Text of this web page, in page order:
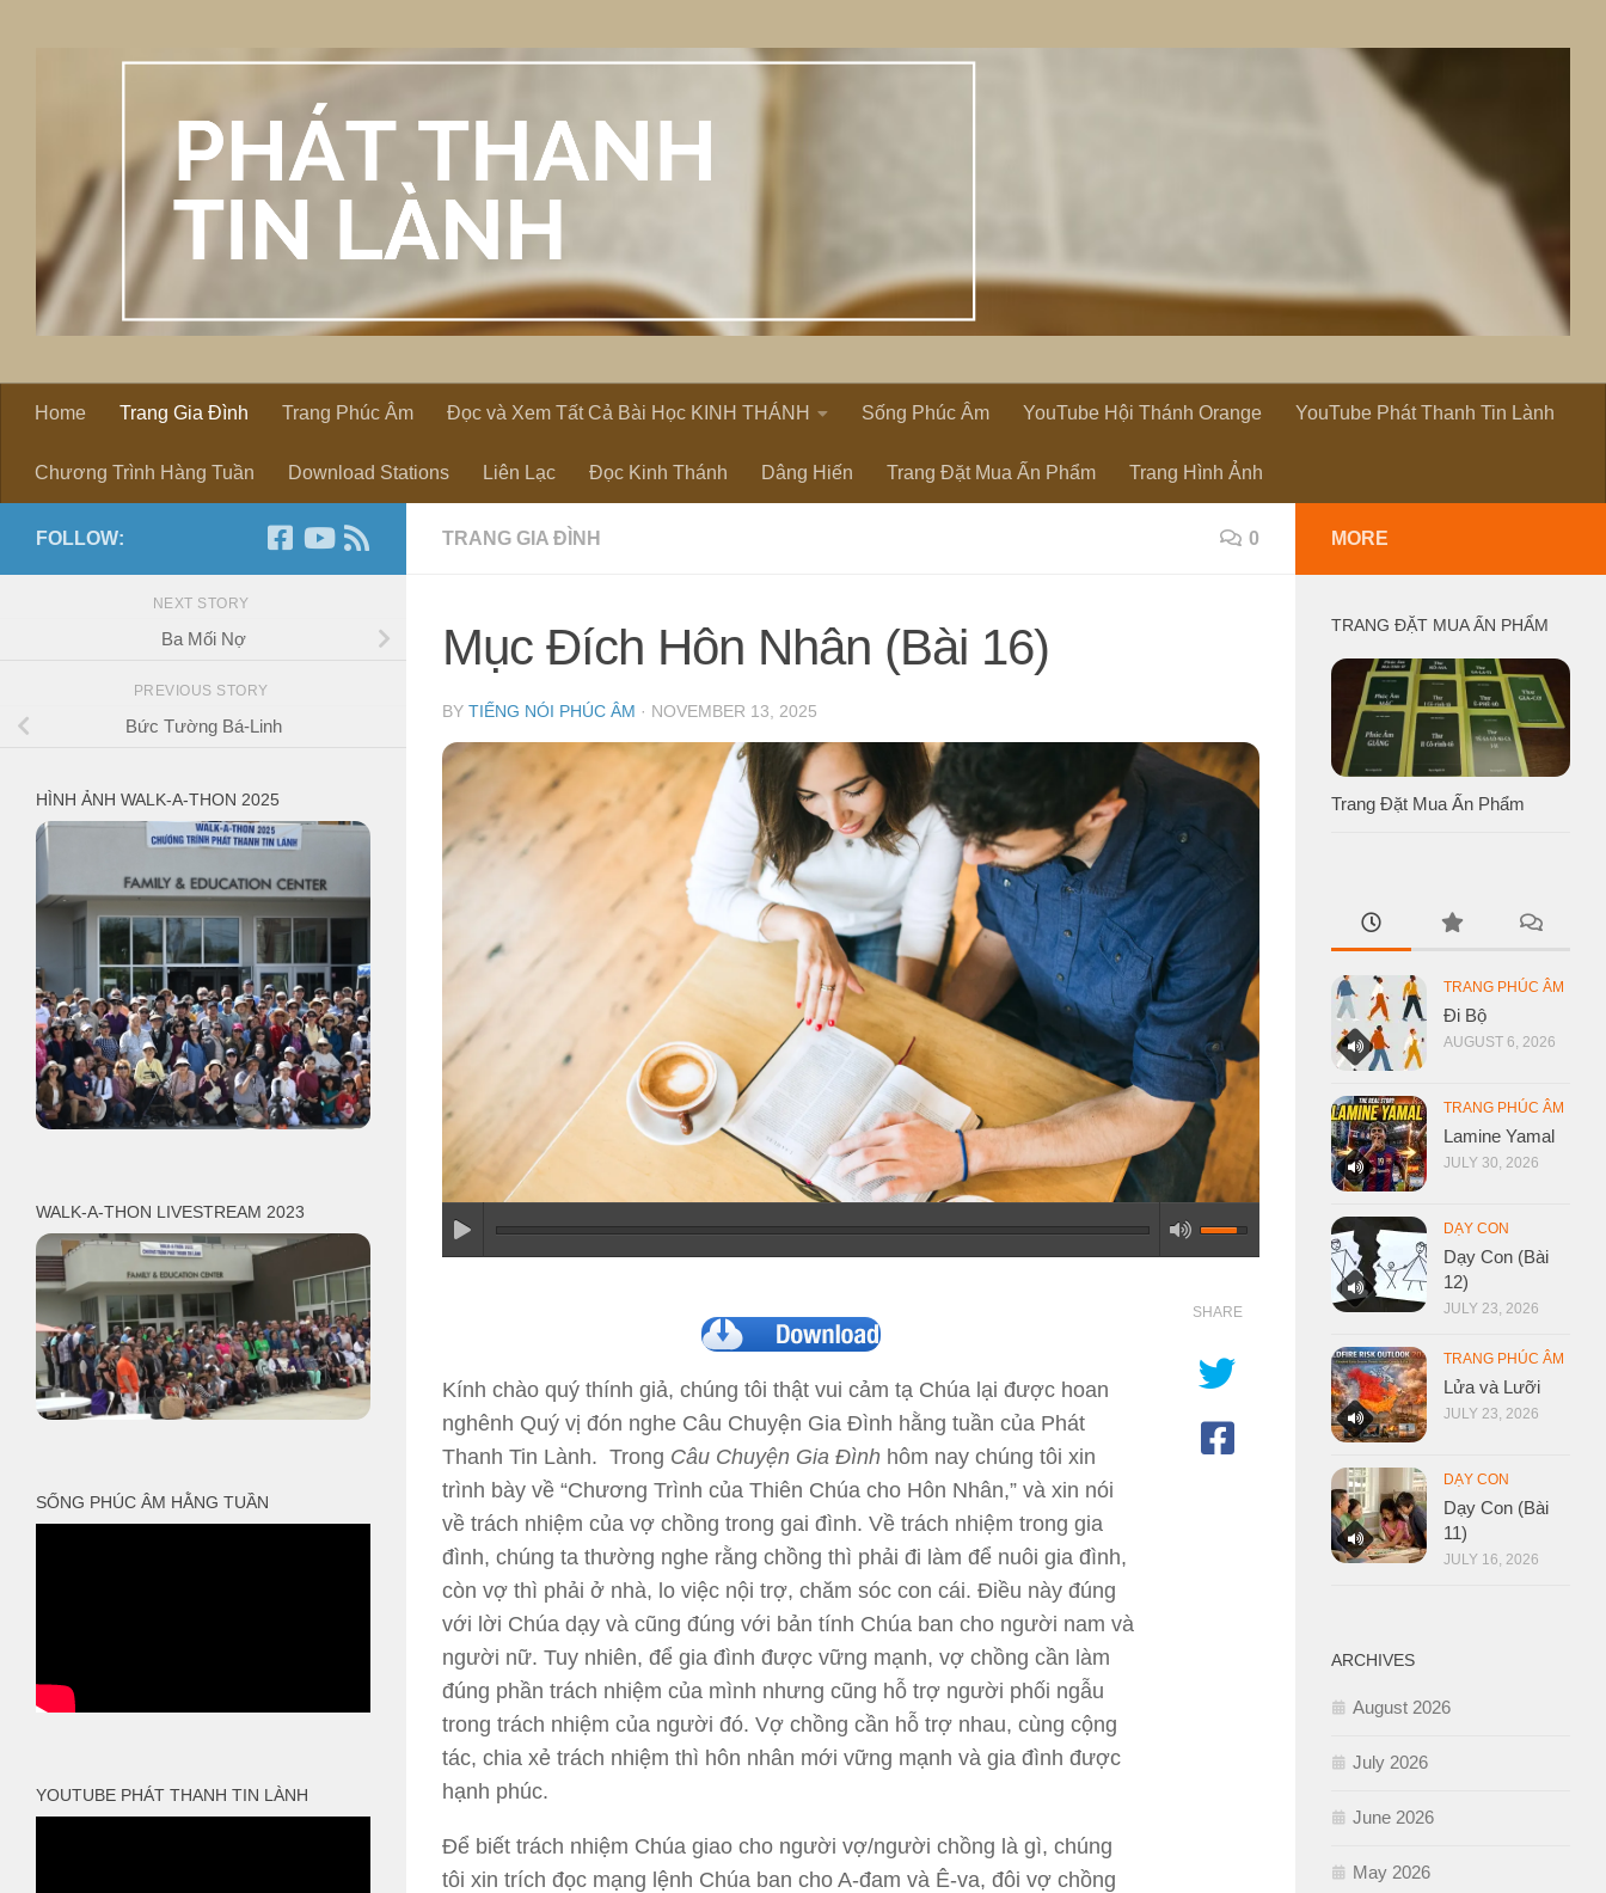
Home Trang Gia Đình Trang Phúc Âm Đọc và Xem Tất Cả Bài Học KINH THÁNH Sống Phúc Âm YouTube Hội Thánh Orange YouTube Phát Thanh Tin Lành
Chương Trình Hàng Tuần Download Stations Liên Lạc Đọc Kinh Thánh Dâng Hiến Trang Đặt Mua Ấn Phẩm Trang Hình Ảnh
TRANG GIA ĐÌNH 0
Mục Đích Hôn Nhân (Bài 16)
BY TIẾNG NÓI PHÚC ÂM · NOVEMBER 13, 2025
Kính chào quý thính giả, chúng tôi thật vui cảm tạ Chúa lại được hoan
nghênh Quý vị đón nghe Câu Chuyện Gia Đình hằng tuần của Phát
Thanh Tin Lành. Trong Câu Chuyện Gia Đình hôm nay chúng tôi xin
trình bày về “Chương Trình của Thiên Chúa cho Hôn Nhân,” và xin nói
về trách nhiệm của vợ chồng trong gai đình. Về trách nhiệm trong gia
đình, chúng ta thường nghe rằng chồng thì phải đi làm để nuôi gia đình,
còn vợ thì phải ở nhà, lo việc nội trợ, chăm sóc con cái. Điều này đúng
với lời Chúa dạy và cũng đúng với bản tính Chúa ban cho người nam và
người nữ. Tuy nhiên, để gia đình được vững mạnh, vợ chồng cần làm
đúng phần trách nhiệm của mình nhưng cũng hỗ trợ người phối ngẫu
trong trách nhiệm của người đó. Vợ chồng cần hỗ trợ nhau, cùng cộng
tác, chia xẻ trách nhiệm thì hôn nhân mới vững mạnh và gia đình được
hạnh phúc.
Để biết trách nhiệm Chúa giao cho người vợ/người chồng là gì, chúng
tôi xin trích đọc mạng lệnh Chúa ban cho A-đam và Ê-va, đôi vợ chồng
SHARE
FOLLOW:
NEXT STORY
Ba Mối Nợ
PREVIOUS STORY
Bức Tường Bá-Linh
HÌNH ẢNH WALK-A-THON 2025
WALK-A-THON LIVESTREAM 2023
SỐNG PHÚC ÂM HẰNG TUẦN
YOUTUBE PHÁT THANH TIN LÀNH
MORE
TRANG ĐẶT MUA ẤN PHẨM
Trang Đặt Mua Ấn Phẩm
TRANG PHÚC ÂM
Đi Bộ
AUGUST 6, 2026
TRANG PHÚC ÂM
Lamine Yamal
JULY 30, 2026
DẠY CON
Dạy Con (Bài
12)
JULY 23, 2026
TRANG PHÚC ÂM
Lửa và Lưỡi
JULY 23, 2026
DẠY CON
Dạy Con (Bài
11)
JULY 16, 2026
ARCHIVES
August 2026
July 2026
June 2026
May 2026